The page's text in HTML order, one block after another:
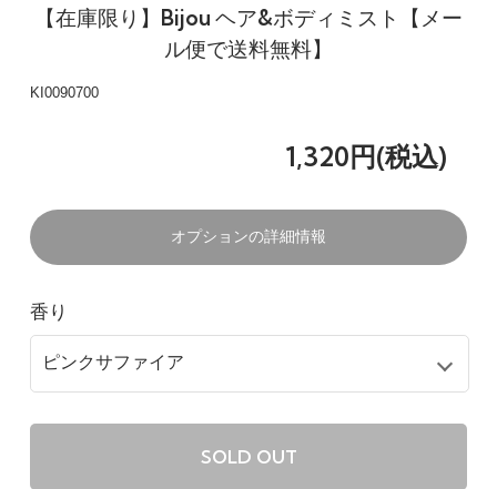
【在庫限り】Bijou ヘア&ボディミスト【メー
ル便で送料無料】
KI0090700
1,320円(税込)
オプションの詳細情報
香り
SOLD OUT